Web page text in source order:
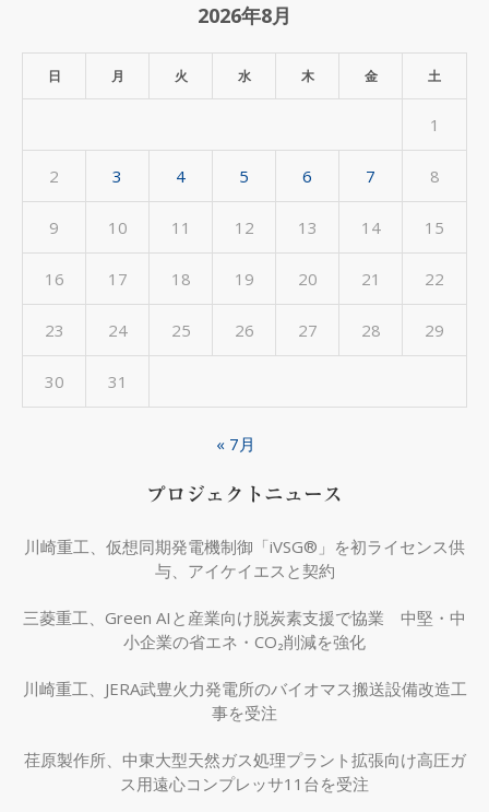
イ
2026年8月
日 月 火 水 木 金 土
1
2 3 4 5 6 7 8
9 10 11 12 13 14 15
16 17 18 19 20 21 22
23 24 25 26 27 28 29
30 31
« 7月
プロジェクトニュース
川崎重工、仮想同期発電機制御「iVSG®」を初ライセンス供
与、アイケイエスと契約
三菱重工、Green AIと産業向け脱炭素支援で協業 中堅・中
小企業の省エネ・CO₂削減を強化
川崎重工、JERA武豊火力発電所のバイオマス搬送設備改造工
事を受注
荏原製作所、中東大型天然ガス処理プラント拡張向け高圧ガ
ス用遠心コンプレッサ11台を受注